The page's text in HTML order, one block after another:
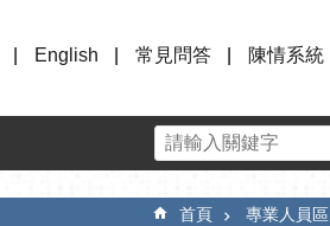
English 常見問答 陳情系統
首頁 專業人員區